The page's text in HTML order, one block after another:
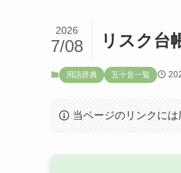
リスク台
2026
7/08
用語辞典 五十音一覧
当ページのリンクには